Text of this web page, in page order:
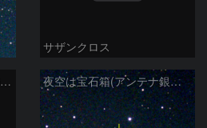
サザンクロス
夜空は宝石箱(おとめ座 NGC5746) Seestar50 夜空は宝石箱(アンテナ銀河 NGC4038) Seestar50